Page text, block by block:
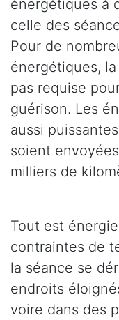
énergétiques à
celle des
Pour de
énergétiques,
pas requise
guérison. Les
aussi
soient
milliers de
Tout est
contraintes de
la séance se
endroits
voire dans des